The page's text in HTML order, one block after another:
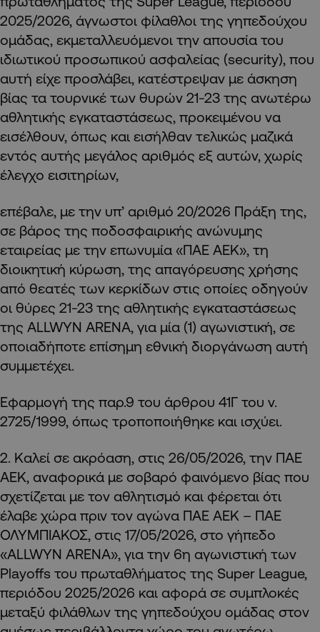
2025/2026, άγνωστοι φίλαθλοι της γηπεδούχου
ομάδας, εκμεταλλευόμενοι την απουσία του
ιδιωτικού προσωπικού ασφαλείας (security), που
αυτή είχε προσλάβει, κατέστρεψαν με άσκηση
βίας τα τουρνικέ των θυρών 21-23 της ανωτέρω
αθλητικής εγκαταστάσεως, προκειμένου να
εισέλθουν, όπως και εισήλθαν τελικώς μαζικά
εντός αυτής μεγάλος αριθμός εξ αυτών, χωρίς
έλεγχο εισιτηρίων,
επέβαλε, με την υπ’ αριθμό 20/2026 Πράξη της,
σε βάρος της ποδοσφαιρικής ανώνυμης
εταιρείας με την επωνυμία «ΠΑΕ ΑΕΚ», τη
διοικητική κύρωση, της απαγόρευσης χρήσης
από θεατές των κερκίδων στις οποίες οδηγούν
οι θύρες 21-23 της αθλητικής εγκαταστάσεως
της ALLWYN ARENA, για μία (1) αγωνιστική, σε
οποιαδήποτε επίσημη εθνική διοργάνωση αυτή
συμμετέχει.
Εφαρμογή της παρ.9 του άρθρου 41Γ του ν.
2725/1999, όπως τροποποιήθηκε και ισχύει.
2. Καλεί σε ακρόαση, στις 26/05/2026, την ΠΑΕ
ΑΕΚ, αναφορικά με σοβαρό φαινόμενο βίας που
σχετίζεται με τον αθλητισμό και φέρεται ότι
έλαβε χώρα πριν τον αγώνα ΠΑΕ ΑΕΚ – ΠΑΕ
ΟΛΥΜΠΙΑΚΟΣ, στις 17/05/2026, στο γήπεδο
«ALLWYN ARENA», για την 6η αγωνιστική των
Playoffs του πρωταθλήματος της Super League,
περιόδου 2025/2026 και αφορά σε συμπλοκές
μεταξύ φιλάθλων της γηπεδούχου ομάδας στον